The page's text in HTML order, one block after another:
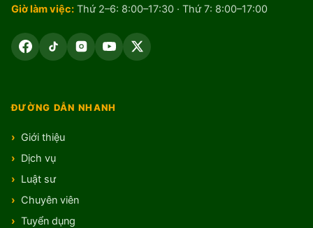
Giờ làm việc: Thứ 2–6: 8:00–17:30 · Thứ 7: 8:00–17:00
ĐƯỜNG DẪN NHANH
Giới thiệu
Dịch vụ
Luật sư
Chuyên viên
Tuyển dụng